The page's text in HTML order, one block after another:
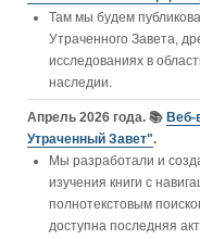
Там мы будем
Утраченного Завета,
исследованиях в
наследии.
Апрель 2026 года. 📚 Веб-
Утраченный Завет".
Мы разработали и
изучения книги c
полнотекстовым
доступна последняя